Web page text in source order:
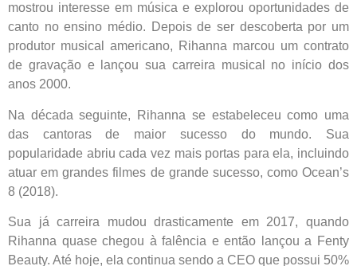
mostrou interesse em música e explorou oportunidades de
canto no ensino médio. Depois de ser descoberta por um
produtor musical americano, Rihanna marcou um contrato
de gravação e lançou sua carreira musical no início dos
anos 2000.
Na década seguinte, Rihanna se estabeleceu como uma
das cantoras de maior sucesso do mundo. Sua
popularidade abriu cada vez mais portas para ela, incluindo
atuar em grandes filmes de grande sucesso, como Ocean’s
8 (2018).
Sua já carreira mudou drasticamente em 2017, quando
Rihanna quase chegou à falência e então lançou a Fenty
Beauty. Até hoje, ela continua sendo a CEO que possui 50%